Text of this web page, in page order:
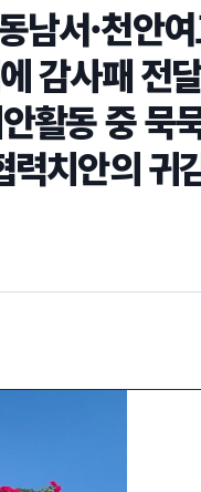
남서·천안
감사패 전
활동 중 묵
력치안의 귀